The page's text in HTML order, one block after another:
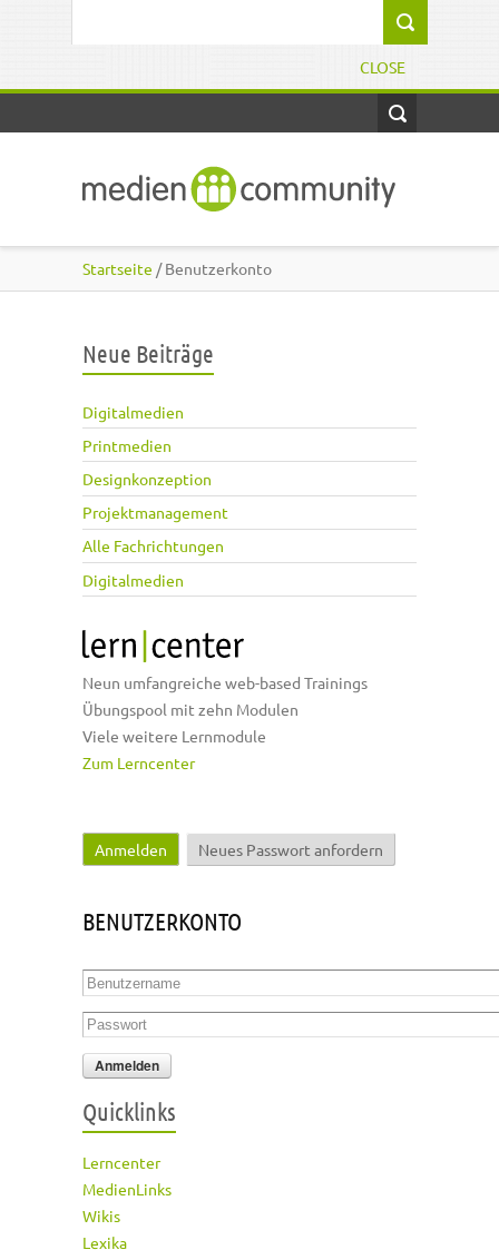
CLOSE
Startseite / Benutzerkonto
Neue Beiträge
Digitalmedien
Printmedien
Designkonzeption
Projektmanagement
Alle Fachrichtungen
Digitalmedien
Neun umfangreiche web-based Trainings
Übungspool mit zehn Modulen
Viele weitere Lernmodule
Zum Lerncenter
Haupt-Reiter
Anmelden (aktiver Reiter)
Neues Passwort anfordern
BENUTZERKONTO
Benutzername
Passwort
Quicklinks
Lerncenter
MedienLinks
Wikis
Lexika